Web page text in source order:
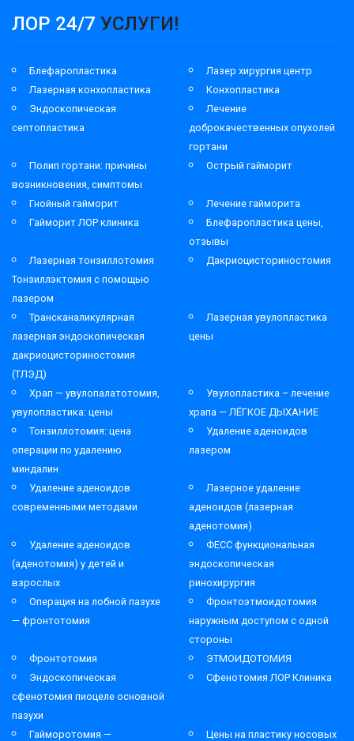
ЛОР 24/7 УСЛУГИ!
Блефаропластика
Лазер хирургия центр
Лазерная конхопластика
Конхопластика
Эндоскопическая
септопластика
Лечение
доброкачественных опухолей
гортани
Полип гортани: причины
возникновения, симптомы
Острый гайморит
Гнойный гайморит
Лечение гайморита
Гайморит ЛОР клиника
Блефаропластика цены,
отзывы
Лазерная тонзиллотомия
Тонзиллэктомия с помощью
лазером
Дакриоцисториностомия
Трансканаликулярная
лазерная эндоскопическая
дакриоцисториностомия
(ТЛЭД)
Лазерная увулопластика
цены
Храп — увулопалатотомия,
увулопластика: цены
Увулопластика – лечение
храпа — ЛЁГКОЕ ДЫХАНИЕ
Тонзиллотомия: цена
операции по удалению
миндалин
Удаление аденоидов
лазером
Удаление аденоидов
современными методами
Лазерное удаление
аденоидов (лазерная
аденотомия)
Удаление аденоидов
(аденотомия) у детей и
взрослых
ФЕСС функциональная
эндоскопическая
ринохирургия
Операция на лобной пазухе
— фронтотомия
Фронтоэтмоидотомия
наружным доступом с одной
стороны
Фронтотомия
ЭТМОИДОТОМИЯ
Эндоскопическая
сфенотомия пиоцеле основной
пазухи
Сфенотомия ЛОР Клиника
Гайморотомия —
Цены на пластику носовых